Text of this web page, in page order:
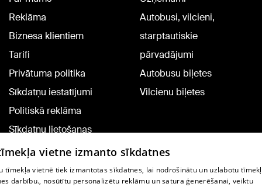
Reklāma
Biznesa klientiem
Tarifi
Privātuma politika
Sīkdatņu iestatījumi
Politiskā reklāma
Sīkdatņu lietošanas
noteikumi
Komentāru pievienošana
Autobusi, vilcieni,
starptautiskie
pārvadājumi
Autobusu biļetes
Vilcienu biļetes
vietne izmanto sīkdatnes
tīmekļa vietnē tiek izmantotas sīkdatnes, lai nodrošinātu un uzlabotu
darbību., nosūtītu personalizētu reklāmu un satura ģenerēšanai, veiktu